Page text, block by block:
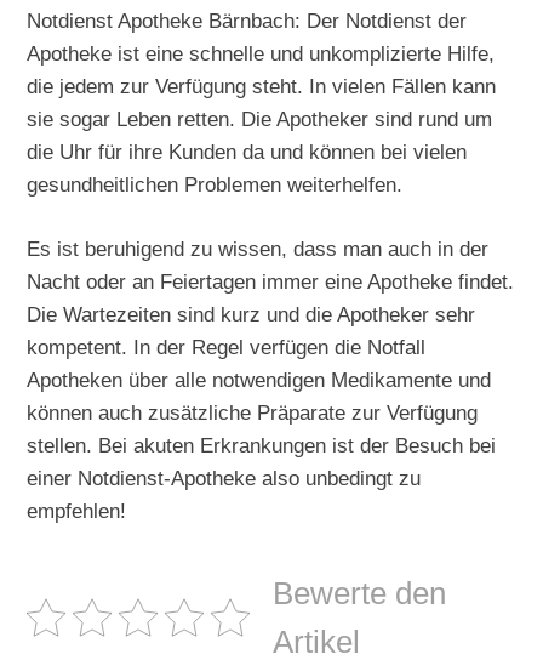
Notdienst Apotheke Bärnbach: Der Notdienst der
Apotheke ist eine schnelle und unkomplizierte Hilfe,
die jedem zur Verfügung steht. In vielen Fällen kann
sie sogar Leben retten. Die Apotheker sind rund um
die Uhr für ihre Kunden da und können bei vielen
gesundheitlichen Problemen weiterhelfen.
Es ist beruhigend zu wissen, dass man auch in der
Nacht oder an Feiertagen immer eine Apotheke findet.
Die Wartezeiten sind kurz und die Apotheker sehr
kompetent. In der Regel verfügen die Notfall
Apotheken über alle notwendigen Medikamente und
können auch zusätzliche Präparate zur Verfügung
stellen. Bei akuten Erkrankungen ist der Besuch bei
einer Notdienst-Apotheke also unbedingt zu
empfehlen!
Bewerte den
Artikel